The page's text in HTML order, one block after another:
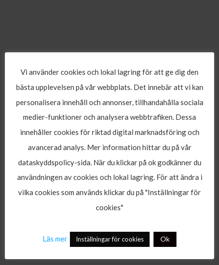
Vi använder cookies och lokal lagring för att ge dig den
bästa upplevelsen på vår webbplats. Det innebär att vi kan
personalisera innehåll och annonser, tillhandahålla sociala
medier-funktioner och analysera webbtrafiken. Dessa
innehåller cookies för riktad digital marknadsföring och
avancerad analys. Mer information hittar du på vår
dataskyddspolicy-sida. När du klickar på ok godkänner du
användningen av cookies och lokal lagring. För att ändra i
vilka cookies som används klickar du på "Inställningar för
cookies"
Läs mer Inställningar för cookies Ok